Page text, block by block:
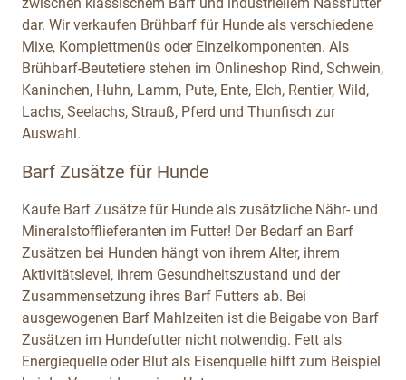
dar. Wir verkaufen Brühbarf für Hunde als verschiedene
Mixe, Komplettmenüs oder Einzelkomponenten. Als
Brühbarf-Beutetiere stehen im Onlineshop Rind, Schwein,
Kaninchen, Huhn, Lamm, Pute, Ente, Elch, Rentier, Wild,
Lachs, Seelachs, Strauß, Pferd und Thunfisch zur
Auswahl.
Barf Zusätze für Hunde
Kaufe Barf Zusätze für Hunde als zusätzliche Nähr- und
Mineralstofflieferanten im Futter! Der Bedarf an Barf
Zusätzen bei Hunden hängt von ihrem Alter, ihrem
Aktivitätslevel, ihrem Gesundheitszustand und der
Zusammensetzung ihres Barf Futters ab. Bei
ausgewogenen Barf Mahlzeiten ist die Beigabe von Barf
Zusätzen im Hundefutter nicht notwendig. Fett als
Energiequelle oder Blut als Eisenquelle hilft zum Beispiel